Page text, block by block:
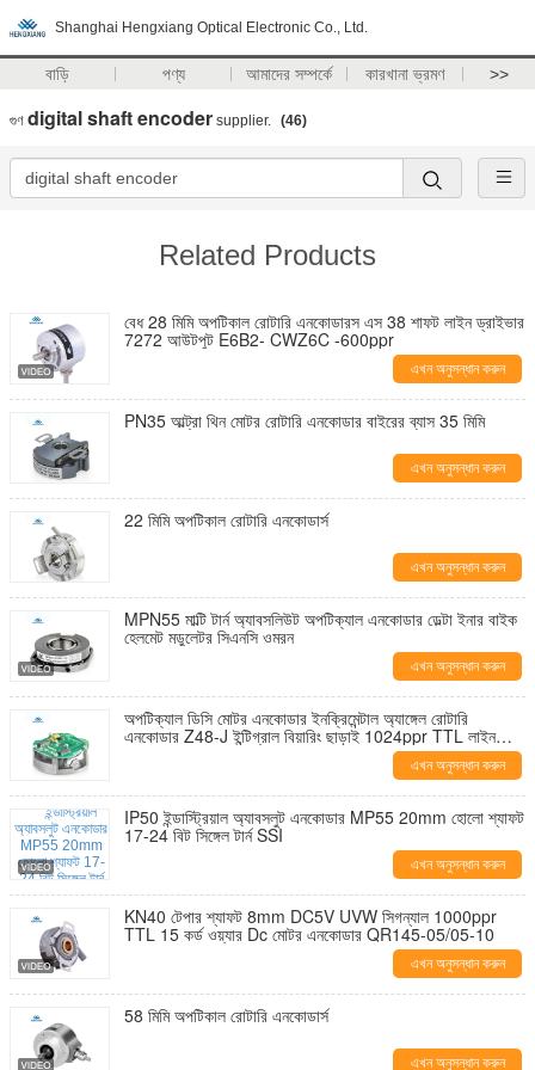
Shanghai Hengxiang Optical Electronic Co., Ltd.
বাড়ি পণ্য আমাদের সম্পর্কে কারখানা ভ্রমণ >>
গুণ digital shaft encoder supplier. (46)
Related Products
বেধ 28 মিমি অপটিকাল রোটারি এনকোডারস এস 38 শাফট লাইন ড্রাইভার
7272 আউটপুট E6B2- CWZ6C -600ppr
এখন অনুসন্ধান করুন
PN35 আল্ট্রা থিন মোটর রোটারি এনকোডার বাইরের ব্যাস 35 মিমি
এখন অনুসন্ধান করুন
22 মিমি অপটিকাল রোটারি এনকোডার্স
এখন অনুসন্ধান করুন
MPN55 মাল্টি টার্ন অ্যাবসলিউট অপটিক্যাল এনকোডার ডেল্টা ইনার বাইক
হেলমেট মডুলেটর সিএনসি ওমরন
এখন অনুসন্ধান করুন
অপটিক্যাল ডিসি মোটর এনকোডার ইনক্রিমেন্টাল অ্যাঙ্গেল রোটারি
এনকোডার Z48-J ইন্টিগ্রাল বিয়ারিং ছাড়াই 1024ppr TTL লাইন
এখন অনুসন্ধান করুন
IP50 ইন্ডাস্ট্রিয়াল অ্যাবসলুট এনকোডার MP55 20mm হোলো শ্যাফট
17-24 বিট সিঙ্গেল টার্ন SSI
এখন অনুসন্ধান করুন
KN40 টেপার শ্যাফট 8mm DC5V UVW সিগন্যাল 1000ppr
TTL 15 কর্ড ওয়্যার Dc মোটর এনকোডার QR145-05/05-10
এখন অনুসন্ধান করুন
58 মিমি অপটিকাল রোটারি এনকোডার্স
এখন অনুসন্ধান করুন